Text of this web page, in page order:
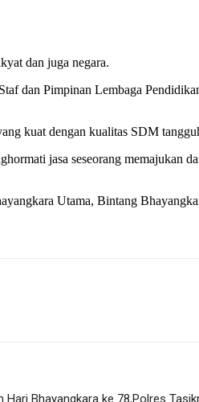
dan juga negara.
dan Pimpinan Lembaga
kuat dengan kualitas SDM
jasa seseorang memajukan
Utama, Bintang
Hari Bhayangkara ke 78,Polres